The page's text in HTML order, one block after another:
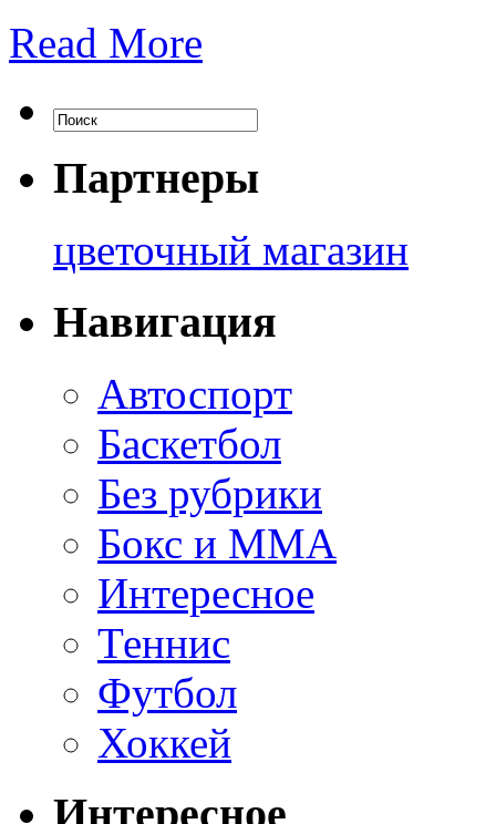
Read More
Партнеры
цветочный магазин
Навигация
Автоспорт
Баскетбол
Без рубрики
Бокс и ММА
Интересное
Теннис
Футбол
Хоккей
Интересное